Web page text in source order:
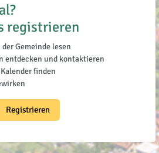
registrieren
Gemeinde lesen
entdecken und kontaktieren
finden
Registrieren